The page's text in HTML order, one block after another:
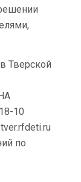
Тверской
10
по